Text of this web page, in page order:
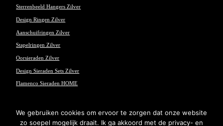
Sterrenbeeld Hangers Zilver
Design Ringen Zilver
Aanschuifringen Zilver
Stapelringen Zilver
Oorsieraden Zilver
Design Sieraden Sets Zilver
Flamenco Sieraden HOME
We gebruiken cookies om ervoor te zorgen dat onze website
zo soepel mogelijk draait. Ik ga akkoord met de privacy- en